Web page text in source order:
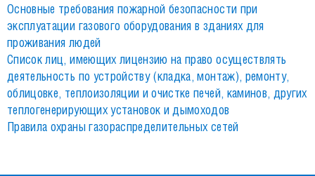
Основные требования пожарной безопасности при
эксплуатации газового оборудования в зданиях для
проживания людей
Список лиц, имеющих лицензию на право осуществлять
деятельность по устройству (кладка, монтаж), ремонту,
облицовке, теплоизоляции и очистке печей, каминов, других
теплогенерирующих установок и дымоходов
Правила охраны газораспределительных сетей